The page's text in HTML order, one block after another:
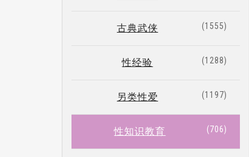
古典武侠 1555
性经验 1288
另类性爱 1197
性知识教育 706